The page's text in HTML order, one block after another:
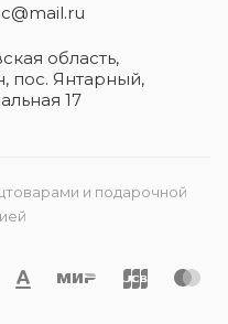
область​,
пос. Янтарный,
17
и подарочной